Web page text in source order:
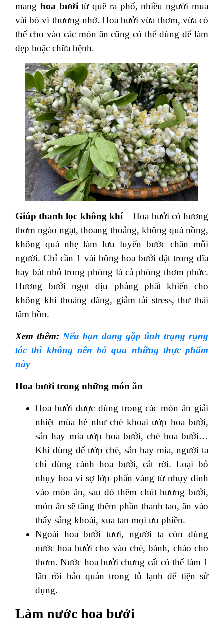
mang hoa bưởi từ quê ra phố, nhiều người mua
vài bó vì thương nhớ. Hoa bưởi vừa thơm, vừa có
thể cho vào các món ăn cũng có thể dùng để làm
đẹp hoặc chữa bệnh.
Giúp thanh lọc không khí– Hoa bưởi có hương
thơm ngào ngạt, thoang thoảng, không quá nồng,
không quá nhẹ làm lưu luyến bước chân mỗi
người. Chỉ cần 1 vài bông hoa bưởi đặt trong đĩa
hay bát nhỏ trong phòng là cả phòng thơm phức.
Hương bưởi ngọt dịu phảng phất khiến cho
không khí thoáng đãng, giảm tải stress, thư thái
tâm hồn.
Xem thêm: Nếu bạn đang gặp tình trạng rụng
tóc thì không nên bỏ qua những thực phẩm
này
Hoa bưởi trong những món ăn
Hoa bưởi được dùng trong các món ăn giải
nhiệt mùa hè như chè khoai ướp hoa bưởi,
sắn hay mía ướp hoa bưởi, chè hoa bưởi…
Khi dùng để ướp chè, sắn hay mía, người ta
chỉ dùng cánh hoa bưởi, cắt rời. Loại bỏ
nhụy hoa vì sợ lớp phấn vàng từ nhụy dính
vào món ăn, sau đó thêm chút hương bưởi,
món ăn sẽ tăng thêm phần thanh tao, ăn vào
thấy sảng khoái, xua tan mọi ưu phiền.
Ngoài hoa bưởi tươi, người ta còn dùng
nước hoa bưởi cho vào chè, bánh, cháo cho
thơm. Nước hoa bưởi chưng cất có thể làm 1
lần rồi bảo quản trong tủ lạnh để tiện sử
dụng.
Làm nước hoa bưởi